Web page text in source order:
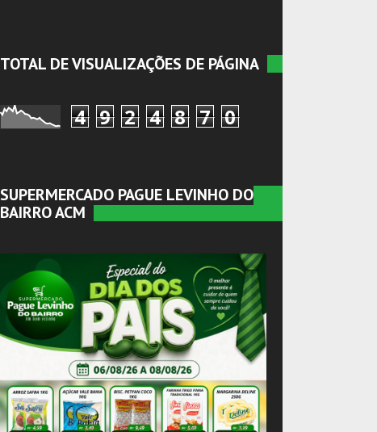
TOTAL DE VISUALIZAÇÕES DE PÁGINA
4 9 2 4 8 7 0
SUPERMERCADO PAGUE LEVINHO DO
BAIRRO ACM